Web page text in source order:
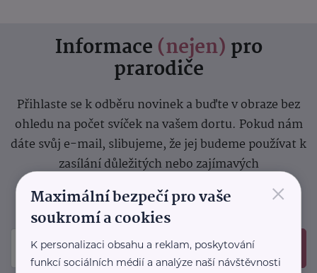
Informace (nejen) pro
prarodiče
Přihlaste se k odběru novinek a buďte v obraze bez
ohledu na počet svíček na vašem dortu. Pokud nám
dáte svůj e-mail, slibujeme, že jej budeme používat k
zasílání důležitých nebo zajímavých
Prosíme, zkontrolujte si svoji emailovou
schránku, kam jsme poslali potvrzovací e-mail.
Odeslat
×
Maximální bezpečí pro vaše
soukromí a cookies
K personalizaci obsahu a reklam, poskytování
funkcí sociálních médií a analýze naší návštěvnosti